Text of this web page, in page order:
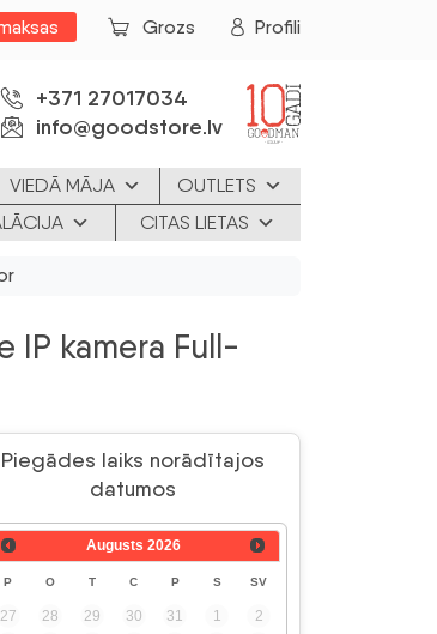
Grozs Profili
+371 27017034
info@goodstore.lv
VIEDĀ MĀJA
OUTLETS
CITAS LIETAS
IP kamera Full-
Piegādes laiks norādītajos
datumos
Augusts 2026
P O T C P S SV
27 28 29 30 31 1
2